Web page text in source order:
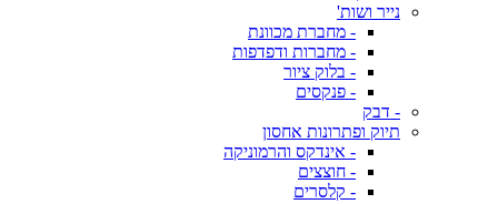
נייר ושות'
- מחברת מכוונת
- מחברות ודפדפות
- בלוק ציור
- פנקסים
- דבק
תיוק ופתרונות אחסון
- אינדקס והרמוניקה
- חוצצים
- קלסרים